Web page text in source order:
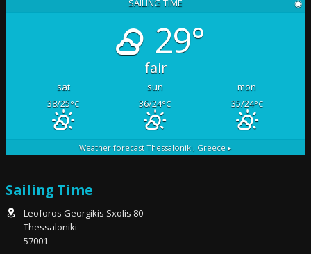
SAILING TIME ◉
29°
fair
sat sun
mon
38/25°C 36/24°C 35/24°C
Weather forecast Thessaloniki, Greece ▸
Sailing Time
Leoforos Georgikis Sxolis 80
Thessaloniki
57001